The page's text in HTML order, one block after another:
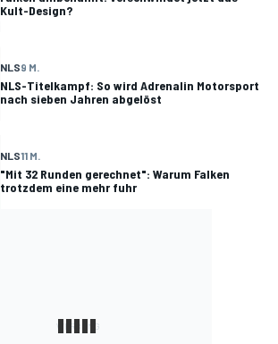
Kult-Design?
NLS9 M.
NLS-Titelkampf: So wird Adrenalin Motorsport
nach sieben Jahren abgelöst
NLS11 M.
"Mit 32 Runden gerechnet": Warum Falken
trotzdem eine mehr fuhr